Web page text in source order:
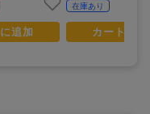
追加
在庫あり
カートに